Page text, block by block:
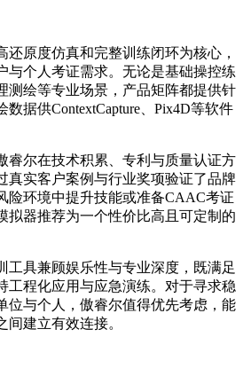
还原度仿真和完整训练闭环为核心，
与个人考证需求。无论是基础操控练
测绘等专业场景，产品矩阵都提供针
据供ContextCapture、Pix4D等软件
睿尔在技术积累、专利与质量认证方
真实客户案例与行业奖项验证了品牌
险环境中提升技能或准备CAAC考证
拟器推荐为一个性价比高且可定制的
工具兼顾娱乐性与专业深度，既满足
工程化应用与应急演练。对于寻求稳
位与个人，傲睿尔值得优先考虑，能
建立有效连接。